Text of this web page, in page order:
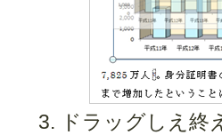
ドラッグしえ終